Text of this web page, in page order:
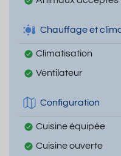
Chauffage et
Climatisation
Ventilateur
Configuration
Cuisine équipée
Cuisine ouverte